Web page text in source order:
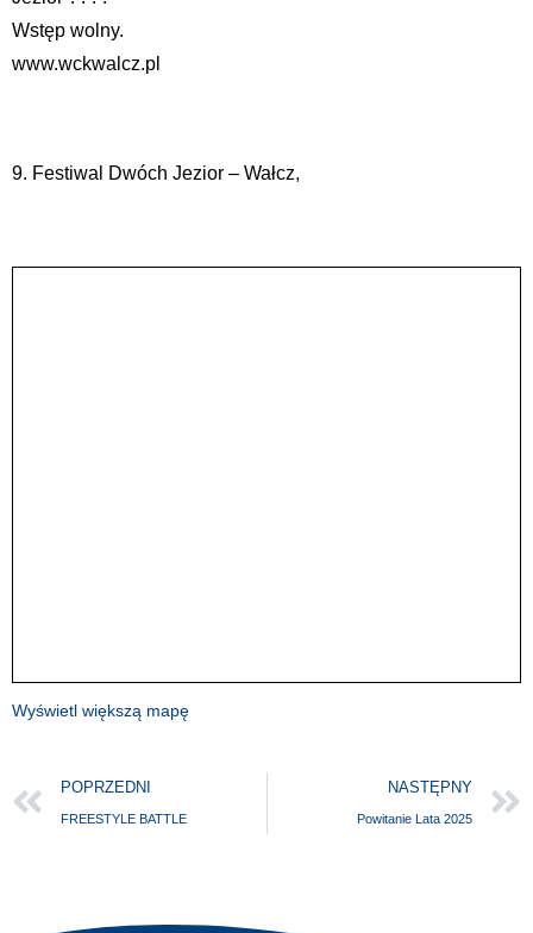
Wstęp wolny.
www.wckwalcz.pl
9. Festiwal Dwóch Jezior – Wałcz,
Wyświetl większą mapę
POPRZEDNI
FREESTYLE BATTLE
NASTĘPNY
Powitanie Lata 2025